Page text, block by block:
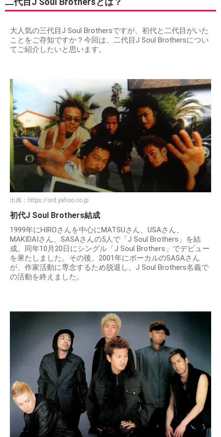
大人気の三代目J Soul Brothersですが、初代と二代目がいた
ことをご存知ですか？今回は、二代目J Soul Brothersについ
てご紹介したいと思います。
出典： https://ord.yahoo.co.jp
初代J Soul Brothers結成
1999年にHIROさんを中心にMATSUさん、USAさん、
MAKIDAIさん、SASAさんの5人で「J Soul Brothers」を結
成。同年10月20日にシングル「J Soul Brothers」でデビュー
を果たしました。その後、2001年にボーカルのSASAさん
が、作家活動に専念するため脱退し、J Soul Brothers名義で
の活動を終えました。